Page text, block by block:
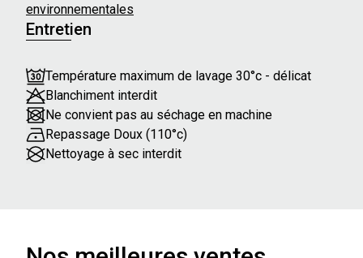
environnementales
Entretien
Température maximum de lavage 30°c - délicat
Blanchiment interdit
Ne convient pas au séchage en machine
Repassage Doux (110°c)
Nettoyage à sec interdit